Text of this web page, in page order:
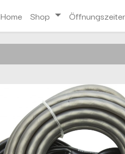
Home Shop